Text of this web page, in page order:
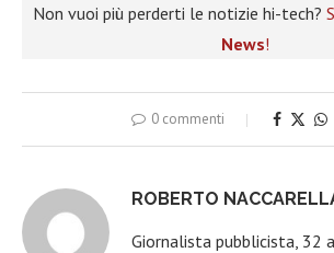
Non vuoi più perderti le notizie hi-tech?
News!
0 commenti
ROBERTO
Giornalista pubblicista, 32